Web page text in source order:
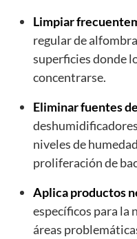
Limpiar
regular de
superficies donde
concentrarse.
Eliminar fuentes
niveles de
proliferación de
Aplica productos
específicos para la
áreas